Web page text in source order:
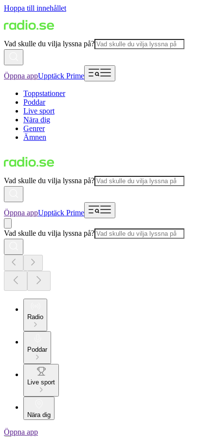
Hoppa till innehållet
Vad skulle du vilja lyssna på?
Öppna appUpptäck Prime
Toppstationer
Poddar
Live sport
Nära dig
Genrer
Ämnen
Vad skulle du vilja lyssna på?
Öppna appUpptäck Prime
Vad skulle du vilja lyssna på?
Radio
Poddar
Live sport
Nära dig
Öppna app